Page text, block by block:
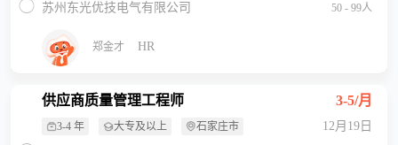
苏州东光优技电气有限公司
50 - 99人
郑金才 HR
供应商质量管理工程师 3-5/月
3-4 年 大专及以上 石家庄市 12月19日